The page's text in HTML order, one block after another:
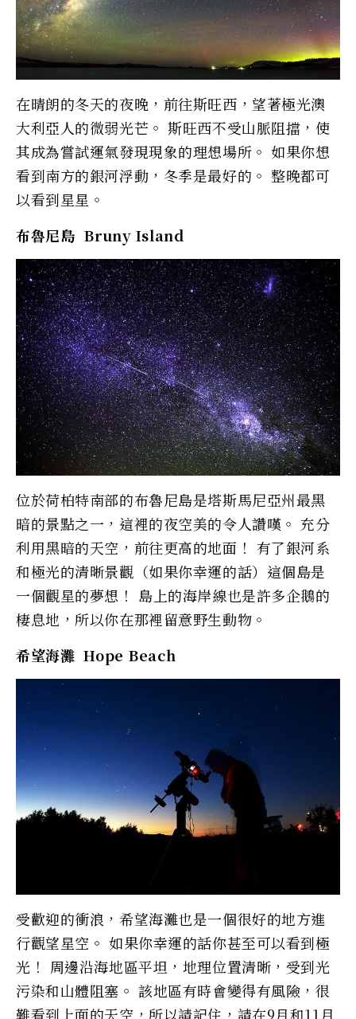
在晴朗的冬天的夜晚，前往斯旺西，望著極光澳
大利亞人的微弱光芒。 斯旺西不受山脈阻擋，使
其成為嘗試運氣發現現象的理想場所。 如果你想
看到南方的銀河浮動，冬季是最好的。 整晚都可
以看到星星。
布魯尼島 Bruny Island
位於荷柏特南部的布魯尼島是塔斯馬尼亞州最黑
暗的景點之一，這裡的夜空美的令人讚嘆。 充分
利用黑暗的天空，前往更高的地面！ 有了銀河系
和極光的清晰景觀（如果你幸運的話）這個島是
一個觀星的夢想！ 島上的海岸線也是許多企鵝的
棲息地，所以你在那裡留意野生動物。
希望海灘 Hope Beach
受歡迎的衝浪，希望海灘也是一個很好的地方進
行觀望星空。 如果你幸運的話你甚至可以看到極
光！ 周邊沿海地區平坦，地理位置清晰，受到光
污染和山體阻塞。 該地區有時會變得有風險，很
難看到上面的天空，所以請記住，請在9月和11月